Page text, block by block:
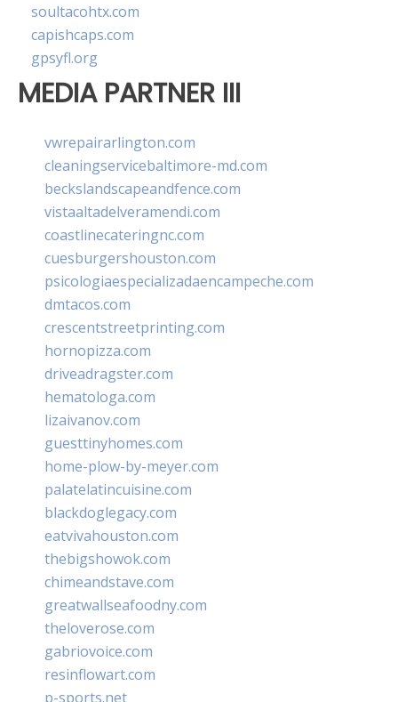
soultacohtx.com
capishcaps.com
gpsyfl.org
MEDIA PARTNER III
vwrepairarlington.com
cleaningservicebaltimore-md.com
beckslandscapeandfence.com
vistaaltadelveramendi.com
coastlinecateringnc.com
cuesburgershouston.com
psicologiaespecializadaencampeche.com
dmtacos.com
crescentstreetprinting.com
hornopizza.com
driveadragster.com
hematologa.com
lizaivanov.com
guesttinyhomes.com
home-plow-by-meyer.com
palatelatincuisine.com
blackdoglegacy.com
eatvivahouston.com
thebigshowok.com
chimeandstave.com
greatwallseafoodny.com
theloverose.com
gabriovoice.com
resinflowart.com
p-sports.net